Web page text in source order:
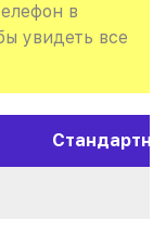
в
увидеть все